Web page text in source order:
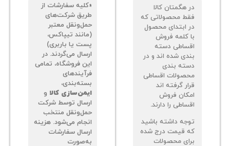
محصولاتی که
ابتدای محصول
شده اند و در
اقساطی
را دارند.
داشته باشید
قیمت درج شده
«کلیه سفارشات از
طریق شرکت‌های
حمل‌ونقل معتبر
(مانند تیپاکس،
پست یا باربری)
ارسال می‌گردند. در
این فروشگاه، تمامی
ایمن‌سازی کالاو
ارسال توسط شرکت
حمل‌ونقل منتخب
انجام می‌شود. هزینه
ارسال سفارشات